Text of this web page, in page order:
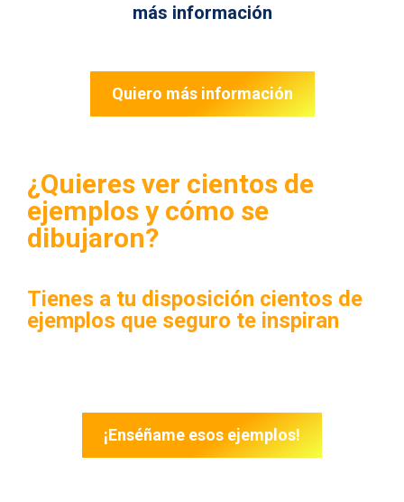
más información
Quiero más información
¿Quieres ver cientos de
ejemplos y cómo se
dibujaron?
Tienes a tu disposición cientos de
ejemplos que seguro te inspiran
¡Enséñame esos ejemplos!